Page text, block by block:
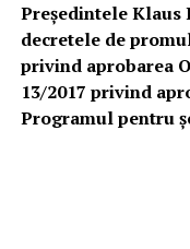
Preşedintele Klaus
decretele de
privind aprobarea
13/2017 privind
Programul pentru